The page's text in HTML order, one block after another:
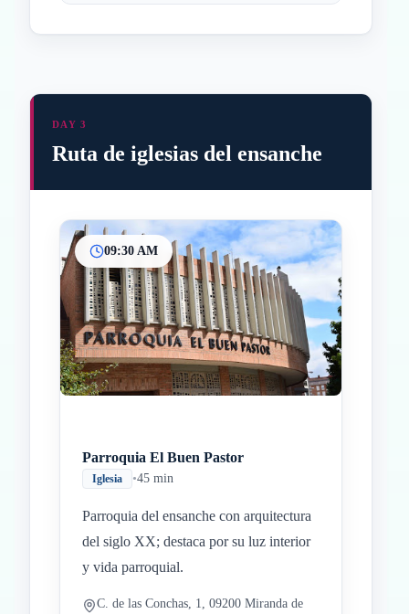
InicioParadas intermedias
Final
DAY 3
Ruta de iglesias del ensanche
09:30 AM
Parroquia El Buen Pastor
Iglesia •45 min
Parroquia del ensanche con arquitectura
del siglo XX; destaca por su luz interior
y vida parroquial.
C. de las Conchas, 1, 09200 Miranda de